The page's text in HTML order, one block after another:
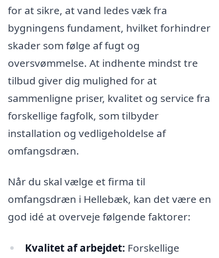
for at sikre, at vand ledes væk fra
bygningens fundament, hvilket forhindrer
skader som følge af fugt og
oversvømmelse. At indhente mindst tre
tilbud giver dig mulighed for at
sammenligne priser, kvalitet og service fra
forskellige fagfolk, som tilbyder
installation og vedligeholdelse af
omfangsdræn.
Når du skal vælge et firma til
omfangsdræn i Hellebæk, kan det være en
god idé at overveje følgende faktorer:
Kvalitet af arbejdet: Forskellige